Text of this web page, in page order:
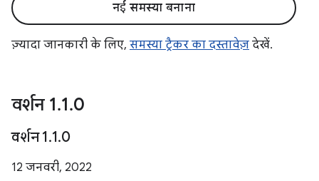
नई समस्या बनाना
ज़्यादा जानकारी के लिए, समस्या ट्रैकर का दस्तावेज़ देखें.
वर्शन 1.1.0
वर्शन 1.1.0
12 जनवरी, 2022